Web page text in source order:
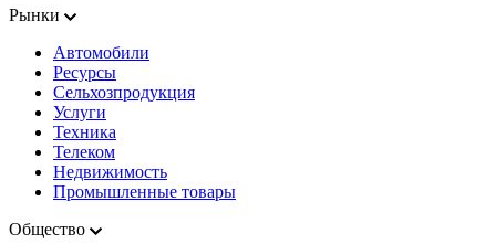
Рынки
Автомобили
Ресурсы
Сельхозпродукция
Услуги
Техника
Телеком
Недвижимость
Промышленные товары
Общество